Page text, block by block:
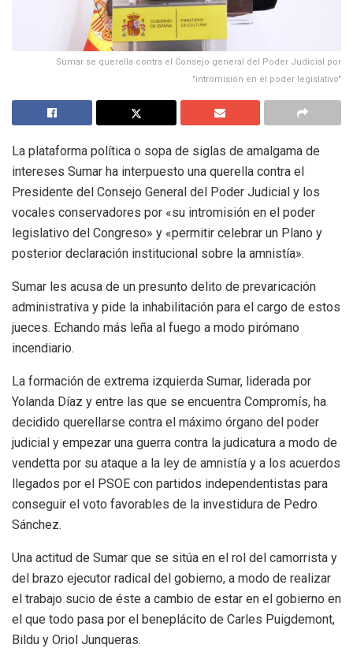
Sumar se querella contra el Consejo general del Poder Judicial por
"intromisión en el poder legislativo"
La plataforma política o sopa de siglas de amalgama de
intereses Sumar ha interpuesto una querella contra el
Presidente del Consejo General del Poder Judicial y los
vocales conservadores por «su intromisión en el poder
legislativo del Congreso» y «permitir celebrar un Plano y
posterior declaración institucional sobre la amnistía».
Sumar les acusa de un presunto delito de prevaricación
administrativa y pide la inhabilitación para el cargo de estos
jueces. Echando más leña al fuego a modo pirómano
incendiario.
La formación de extrema izquierda Sumar, liderada por
Yolanda Díaz y entre las que se encuentra Compromís, ha
decidido querellarse contra el máximo órgano del poder
judicial y empezar una guerra contra la judicatura a modo de
vendetta por su ataque a la ley de amnistía y a los acuerdos
llegados por el PSOE con partidos independentistas para
conseguir el voto favorables de la investidura de Pedro
Sánchez.
Una actitud de Sumar que se sitúa en el rol del camorrista y
del brazo ejecutor radical del gobierno, a modo de realizar
el trabajo sucio de éste a cambio de estar en el gobierno en
el que todo pasa por el beneplácito de Carles Puigdemont,
Bildu y Oriol Junqueras.